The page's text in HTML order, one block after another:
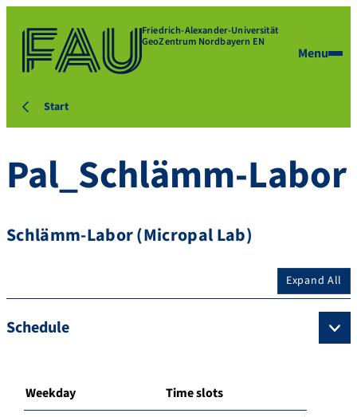
Friedrich-Alexander-Universität
GeoZentrum Nordbayern EN
Menu
Start
Pal_Schlämm-Labor
Schlämm-Labor (Micropal Lab)
Expand All
Schedule
Weekday Time slots